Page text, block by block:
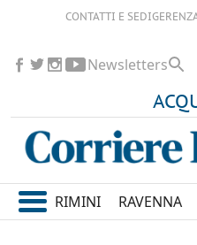
CONTATTI E SEDI
Newsletters
RIMINI RAVENNA